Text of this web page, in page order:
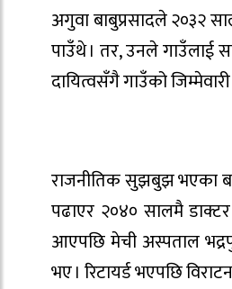
अगुवा बाबुप्रसादले २०३२
पाउँथे । तर, उनले गाउँलाई
दायित्वसँगै गाउँको
राजनीतिक सुझबुझ भएका
पढाएर २०४० सालमै डाक्टर
आएपछि मेची अस्पताल
भए । रिटायर्ड भएपछि